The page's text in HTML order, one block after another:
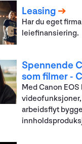
Leasing
Har du eget
leiefinansiering.
Spennende
som filmer -
Med Canon
arbeidsflyt